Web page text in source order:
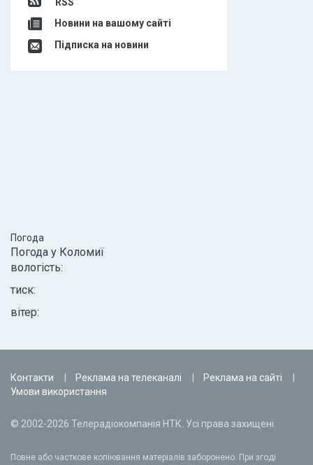
Новини на вашому сайті
Підписка на новини
Погода
Погода у Коломиї
вологість:
тиск:
вітер:
Контакти Реклама на телеканалі
Реклама на сайті
Умови використання
© 2002-2026 Телерадіокомпанія НТК. Усі права захищені.
Повне або часткове копіювання матеріалів заборонено. При згоді